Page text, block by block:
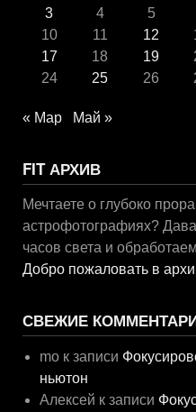
3
4 5
10
11 12
17
18 19
24
25 26
« Мар Май »
FIT АРХИВ
Мечтаете о глубоко
астрофотографиях?
часов света и
Добро пожаловать в
СВЕЖИЕ
mo к записи
ньютон
Алексей к записи